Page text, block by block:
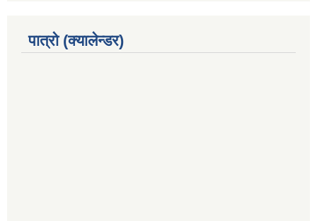
पात्रो (क्यालेन्डर)